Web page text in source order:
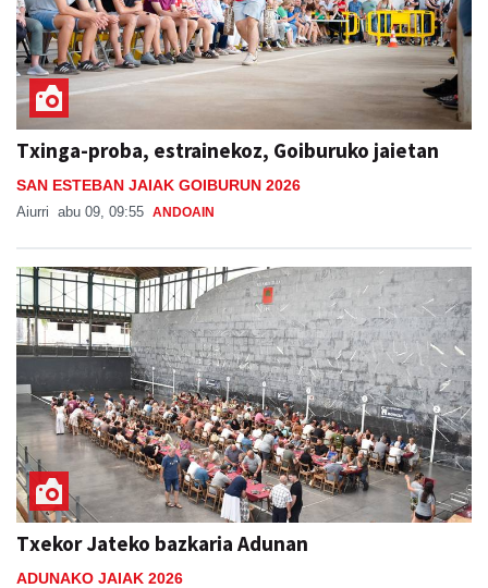
Txinga-proba, estrainekoz, Goiburuko jaietan
SAN ESTEBAN JAIAK GOIBURUN 2026
Aiurri abu 09, 09:55 ANDOAIN
Txekor Jateko bazkaria Adunan
ADUNAKO JAIAK 2026